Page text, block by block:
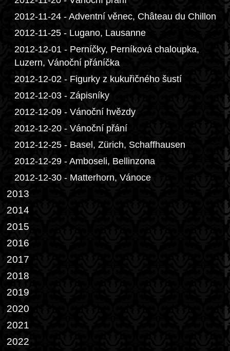
2012-11-24 - Adventní věnec, Château du Chillon
2012-11-25 - Lugano, Lausanne
2012-12-01 - Perníčky, Perníková chaloupka,
Luzern, Vánoční přáníčka
2012-12-02 - Figurky z kukuřičného šustí
2012-12-03 - Zápisníky
2012-12-09 - Vánoční hvězdy
2012-12-20 - Vánoční přání
2012-12-25 - Basel, Zürich, Schaffhausen
2012-12-29 - Amboseli, Bellinzona
2012-12-30 - Matterhorn, Vánoce
2013
2014
2015
2016
2017
2018
2019
2020
2021
2022